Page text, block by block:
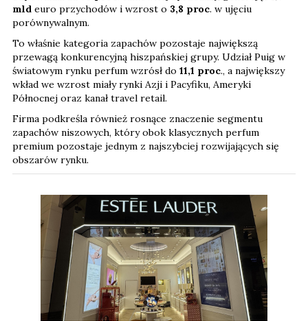
mld euro przychodów i wzrost o 3,8 proc. w ujęciu
porównywalnym.
To właśnie kategoria zapachów pozostaje największą
przewagą konkurencyjną hiszpańskiej grupy. Udział Puig w
światowym rynku perfum wzrósł do 11,1 proc., a największy
wkład we wzrost miały rynki Azji i Pacyfiku, Ameryki
Północnej oraz kanał travel retail.
Firma podkreśla również rosnące znaczenie segmentu
zapachów niszowych, który obok klasycznych perfum
premium pozostaje jednym z najszybciej rozwijających się
obszarów rynku.